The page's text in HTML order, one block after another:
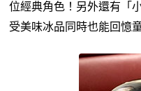
位經典角色！另外還有「
受美味冰品同時也能回憶